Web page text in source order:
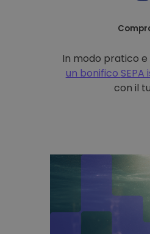
In modo pratico e
un bonifico
con il